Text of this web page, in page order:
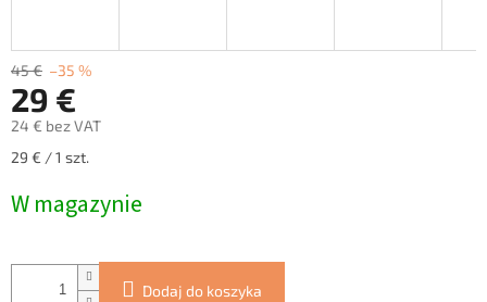
45 € –35 %
29 €
24 € bez VAT
Cena
29 € / 1 szt.
W magazynie
Dodaj do koszyka